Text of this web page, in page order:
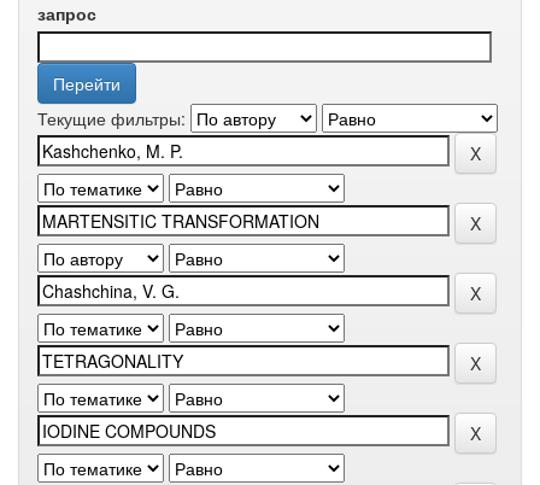
запрос
Текущие фильтры: